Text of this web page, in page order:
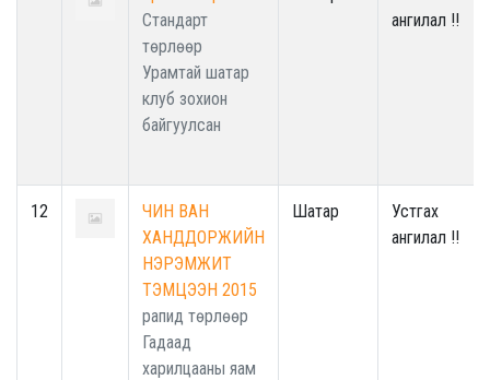
Стандарт
төрлөөр
Урамтай шатар
клуб зохион
байгуулсан
ангилал !!
12
ЧИН ВАН
ХАНДДОРЖИЙН
НЭРЭМЖИТ
ТЭМЦЭЭН 2015
рапид төрлөөр
Гадаад
харилцааны яам
Шатар
Устгах
ангилал !!